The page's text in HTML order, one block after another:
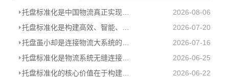
2026-08-06
2026-07-20
2026-07-16
2026-06-25
2026-06-22